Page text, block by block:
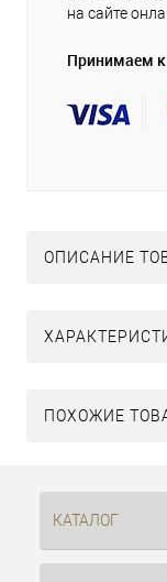
на сайте
Принимаем к
ОПИСАНИЕ
ПОХОЖИЕ
КАТАЛОГ